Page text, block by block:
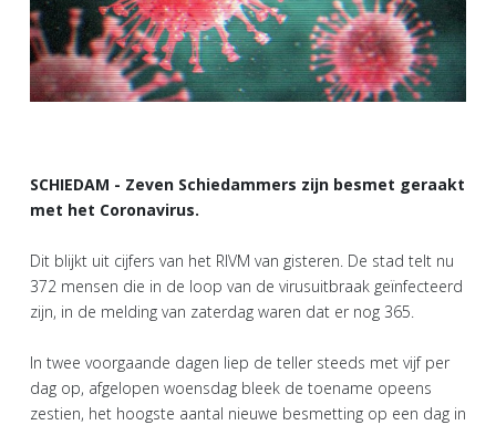
SCHIEDAM - Zeven Schiedammers zijn besmet geraakt
met het Coronavirus.
Dit blijkt uit cijfers van het RIVM van gisteren. De stad telt nu
372 mensen die in de loop van de virusuitbraak geïnfecteerd
zijn, in de melding van zaterdag waren dat er nog 365.
In twee voorgaande dagen liep de teller steeds met vijf per
dag op, afgelopen woensdag bleek de toename opeens
zestien, het hoogste aantal nieuwe besmetting op een dag in